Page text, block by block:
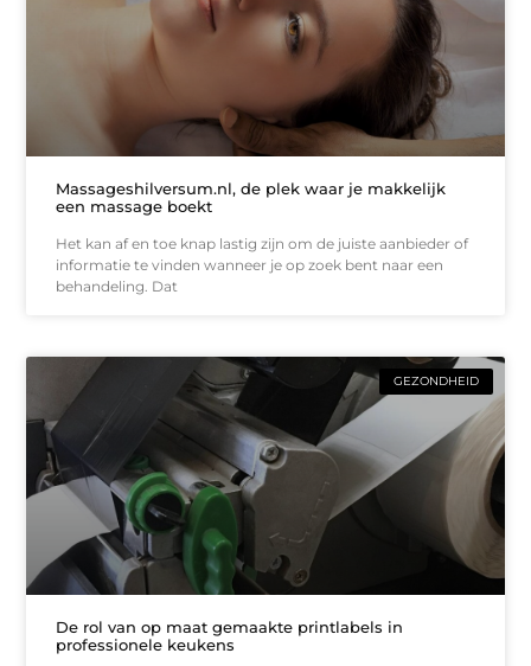
Massageshilversum.nl, de plek waar je makkelijk
een massage boekt
Het kan af en toe knap lastig zijn om de juiste aanbieder of
informatie te vinden wanneer je op zoek bent naar een
behandeling. Dat
GEZONDHEID
De rol van op maat gemaakte printlabels in
professionele keukens